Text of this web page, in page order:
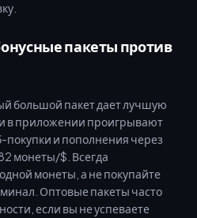
пакеты против
большой пакет дает лучшую
в приложении проигрывают
и пополнения через
монеты/$. Всегда
монеты, а не покупайте
Оптовые пакеты часто
если вы не успеваете